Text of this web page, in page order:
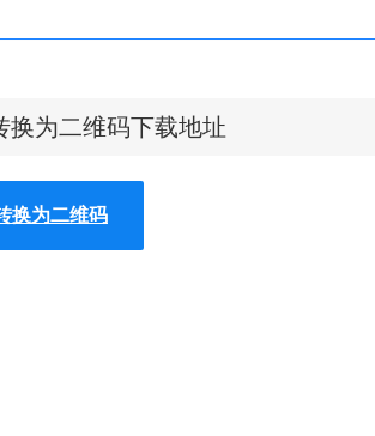
载的插件，并拖入扩展程序页即可。
换为二维码下载地址
换为二维码